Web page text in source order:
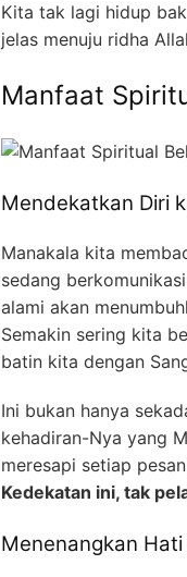
Kita tak lagi hidup
jelas menuju ridha
Manfaat
Mendekatkan Diri
Manakala kita
sedang
alami akan
Semakin sering kita
batin kita dengan
Ini bukan hanya
kehadiran-Nya yang
meresapi setiap
Kedekatan ini, tak
Menenangkan